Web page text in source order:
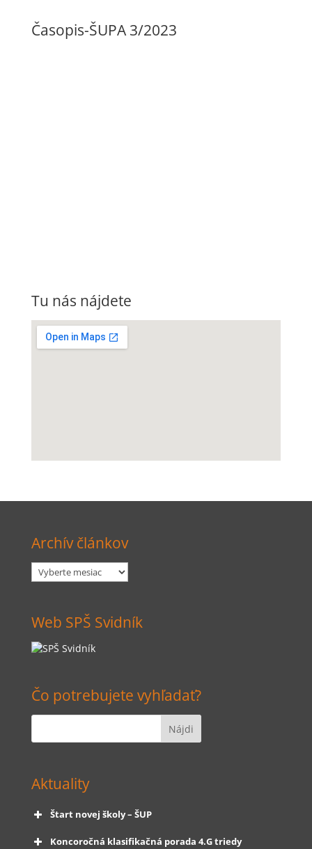
Časopis-ŠUPA 3/2023
Tu nás nájdete
Archív článkov
Archív
článkov
Web SPŠ Svidník
Čo potrebujete vyhľadať?
Aktuality
Štart novej školy – ŠUP
Koncoročná klasifikačná porada 4.G triedy